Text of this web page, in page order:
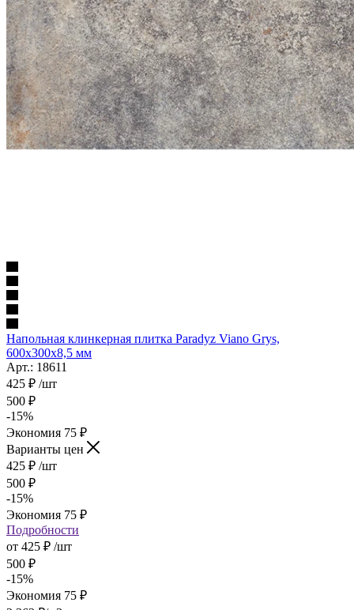
Напольная клинкерная плитка Paradyz Viano Grys,
600x300x8,5 мм
Арт.: 18611
425 ₽ /шт
500 ₽
-15%
Экономия 75 ₽
Варианты цен
425 ₽ /шт
500 ₽
-15%
Экономия 75 ₽
Подробности
от 425 ₽ /шт
500 ₽
-15%
Экономия 75 ₽